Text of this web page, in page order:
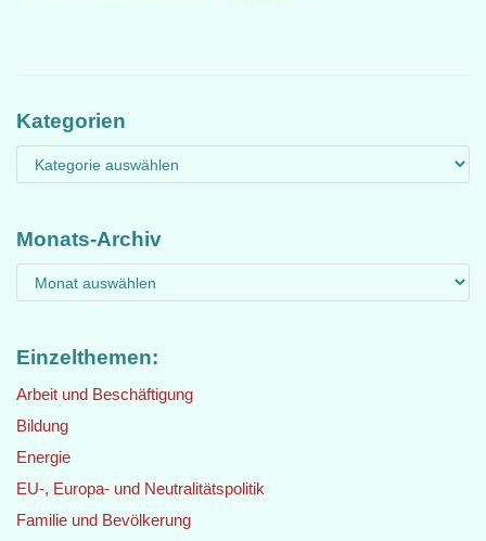
Kategorien
Monats-Archiv
Einzelthemen:
Arbeit und Beschäftigung
Bildung
Energie
EU-, Europa- und Neutralitätspolitik
Familie und Bevölkerung